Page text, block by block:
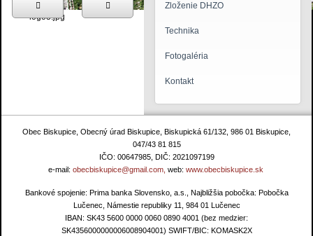
logo3.jpg
Zloženie DHZO
Technika
Fotogaléria
Kontakt
Obec Biskupice, Obecný úrad Biskupice, Biskupická 61/132, 986 01 Biskupice,
047/43 81 815
IČO: 00647985, DIČ: 2021097199
e-mail: obecbiskupice@gmail.com, web: www.obecbiskupice.sk
Bankové spojenie: Prima banka Slovensko, a.s., Najbližšia pobočka: Pobočka
Lučenec, Námestie republiky 11, 984 01 Lučenec
IBAN: SK43 5600 0000 0060 0890 4001 (bez medzier:
SK4356000000006008904001) SWIFT/BIC: KOMASK2X